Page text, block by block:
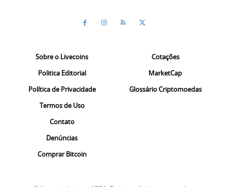
Sobre o Livecoins
Politica Editorial
Política de Privacidade
Termos de Uso
Contato
Denúncias
Comprar Bitcoin
Cotações
MarketCap
Glossário Criptomoedas